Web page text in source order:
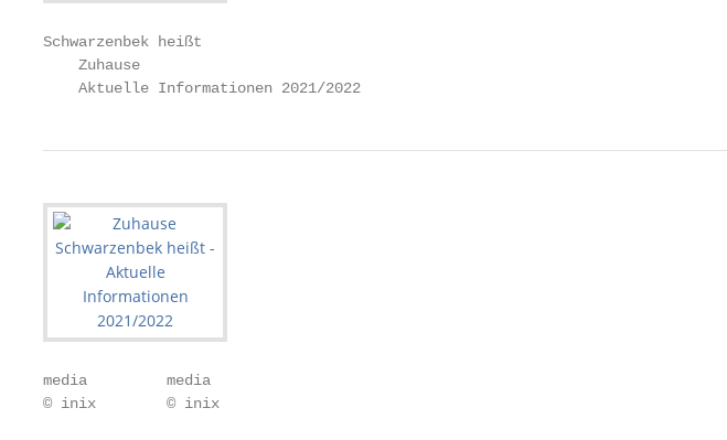
Schwarzenbek heißt
    Zuhause
    Aktuelle Informationen 2021/2022
media         media
© inix        © inix